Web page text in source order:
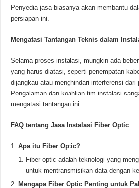
Penyedia jasa biasanya akan membantu
persiapan ini.
Mengatasi Tantangan Teknis dalam
Selama proses instalasi, mungkin ada
yang harus diatasi, seperti penempatan
dijangkau atau menghindari interferensi dari
Pengalaman dan keahlian tim instalasi
mengatasi tantangan ini.
FAQ tentang Jasa Instalasi Fiber Optic
Apa itu Fiber Optic?
Fiber optic adalah teknologi yang
untuk mentransmisikan data dengan
Mengapa Fiber Optic Penting untuk